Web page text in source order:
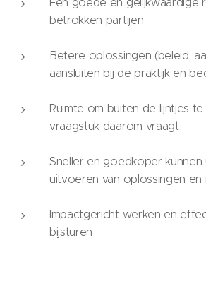
betrokken partijen
Betere oplossingen (beleid,
aansluiten bij de praktijk en
Ruimte om buiten de lijntjes
vraagstuk daarom vraagt
Sneller en goedkoper
uitvoeren van oplossingen en
Impactgericht werken en
bijsturen